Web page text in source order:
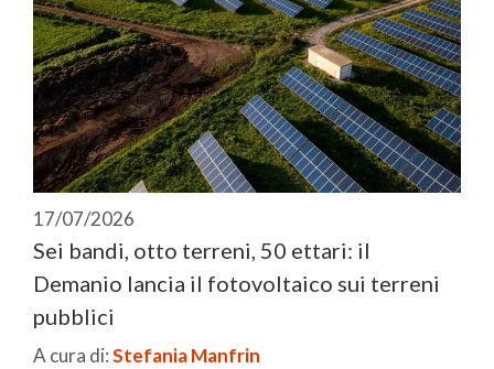
17/07/2026
Sei bandi, otto terreni, 50 ettari: il
Demanio lancia il fotovoltaico sui terreni
pubblici
A cura di:Stefania Manfrin